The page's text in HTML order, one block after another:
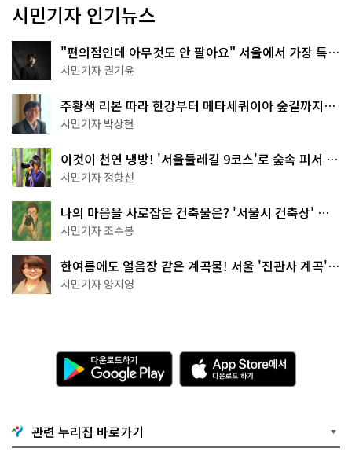
시민기자 인기뉴스
"편의점인데 아무것도 안 팔아요" 서울에서 가장 특별
한 편의점의 정체
시민기자 권기윤
주황색 리본 따라 한강부터 메타세쿼이아 숲길까지…
서울둘레길 15코스
시민기자 박상현
이것이 천연 냉방! '서울둘레길 9코스'로 숲속 피서 떠
나볼까
시민기자 정향선
나의 마음을 사로잡은 건축물은? '서울시 건축상' 수
상작 공개!
시민기자 조수봉
한여름에도 얼음장 같은 계곡물! 서울 '진관사 계곡'이
천국이네~
시민기자 양지영
다
운
로
기
G
o
A
p
p
e
관련 누리집 바로가기